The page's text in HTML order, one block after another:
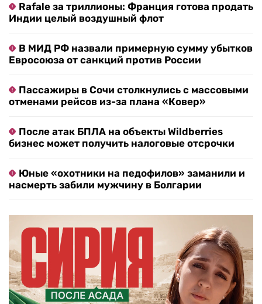
Rafale за триллионы: Франция готова продать
Индии целый воздушный флот
В МИД РФ назвали примерную сумму убытков
Евросоюза от санкций против России
Пассажиры в Сочи столкнулись с массовыми
отменами рейсов из-за плана «Ковер»
После атак БПЛА на объекты Wildberries
бизнес может получить налоговые отсрочки
Юные «охотники на педофилов» заманили и
насмерть забили мужчину в Болгарии